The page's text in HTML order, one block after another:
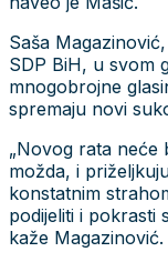
Saša
SDP BiH, u svom
mnogobrojne
spremaju novi
„Novog rata neće
možda, i
konstatnim
podijeliti i pokrasti
kaže Magazinović.